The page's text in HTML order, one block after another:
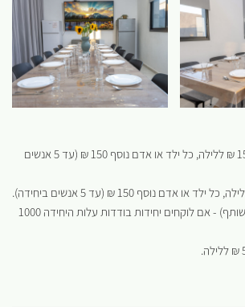
- יחידות דקל ותמר - 1540 ₪ ללילה, כל ילד או אדם נוסף 150 ₪ (עד 5 אנשים
- יחידה גפן (חדר אוכל משותף) - אם לוקחים יחידות בודדות עלות היחידה 1000